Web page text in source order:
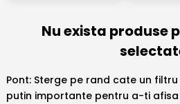
Nu exista produse
Pont: Sterge pe rand cate un
putin importante pentru a-ti